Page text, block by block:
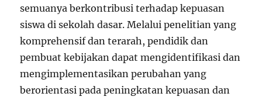
semuanya berkontribusi terhadap kepuasan
siswa di sekolah dasar. Melalui penelitian yang
komprehensif dan terarah, pendidik dan
pembuat kebijakan dapat mengidentifikasi dan
mengimplementasikan perubahan yang
berorientasi pada peningkatan kepuasan dan